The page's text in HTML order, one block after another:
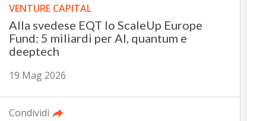
VENTURE CAPITAL
Alla svedese EQT lo ScaleUp Europe
Fund: 5 miliardi per AI, quantum e
deeptech
19 Mag 2026
Condividi